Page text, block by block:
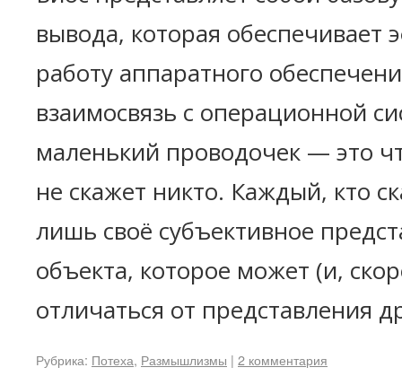
вывода, которая обеспечивает
работу аппаратного
взаимосвязь с операционной
маленький проводочек — это
не скажет никто. Каждый, кто
лишь своё субъективное
объекта, которое может (и,
отличаться от представления
Рубрика: Потеха, Размышлизмы | 2 комментария